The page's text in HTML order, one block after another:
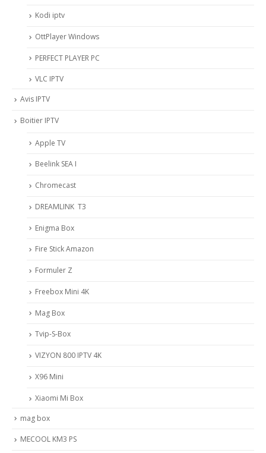
Kodi iptv
OttPlayer Windows
PERFECT PLAYER PC
VLC IPTV
Avis IPTV
Boitier IPTV
Apple TV
Beelink SEA I
Chromecast
DREAMLINK T3
Enigma Box
Fire Stick Amazon
Formuler Z
Freebox Mini 4K
Mag Box
Tvip-S-Box
VIZYON 800 IPTV 4K
X96 Mini
Xiaomi Mi Box
mag box
MECOOL KM3 PS